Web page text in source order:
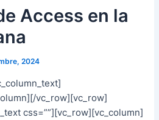
Access en la
2024
vc_row][vc_row]
css=””][vc_row][vc_column]